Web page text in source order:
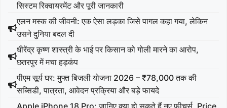
सिस्टम रिक्वायरमेंट और पूरी जानकारी
एलन मस्क की जीवनी: एक ऐसा लड़का जिसे पागल कहा गया, लेकिन
उसने दुनिया बदल दी
धीरेंद्र कृष्ण शास्त्री के भाई पर किसान को गोली मारने का आरोप,
छतरपुर में मचा हड़कंप
पीएम सूर्य घर: मुफ्त बिजली योजना 2026 – ₹78,000 तक की
सब्सिडी, पात्रता, आवेदन प्रक्रिया और बड़े फायदे